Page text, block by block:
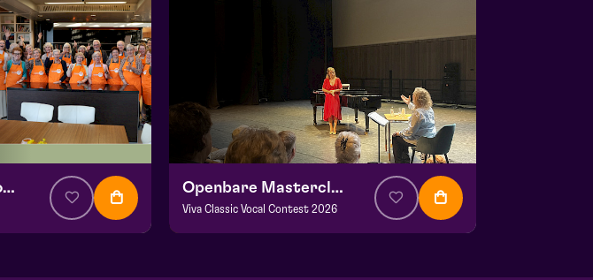
Kookworkshop – Zomer op je bord – Peel en Maas Openbare Masterclass
Viva Classic Vocal Contest 2026